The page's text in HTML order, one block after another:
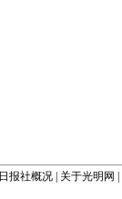
报社概况 关于光明网